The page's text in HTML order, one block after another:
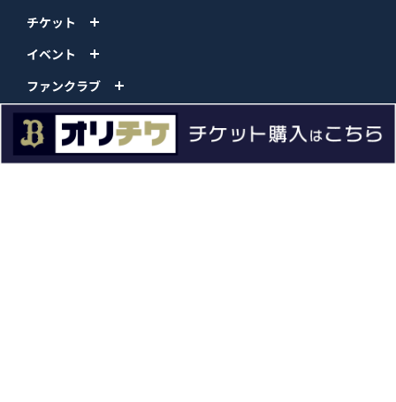
チケット
イベント
ファンクラブ
グッズ
ファーム